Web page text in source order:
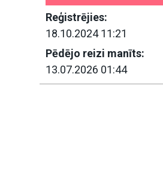
Reģistrējies:
18.10.2024 11:21
Pēdējo reizi manīts:
13.07.2026 01:44